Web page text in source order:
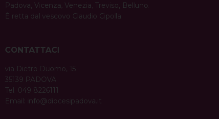
Padova, Vicenza, Venezia, Treviso, Belluno.
È retta dal vescovo Claudio Cipolla.
CONTATTACI
via Dietro Duomo, 15
35139 PADOVA
Tel. 049 8226111
Email: info@diocesipadova.it